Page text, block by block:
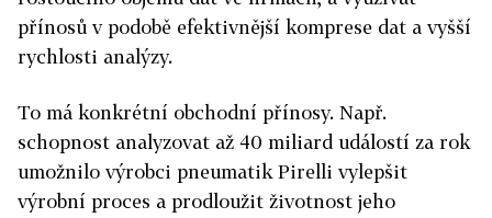
přínosů v podobě efektivnější komprese dat a vyšší
rychlosti analýzy.
To má konkrétní obchodní přínosy. Např.
schopnost analyzovat až 40 miliard událostí za rok
umožnilo výrobci pneumatik Pirelli vylepšit
výrobní proces a prodloužit životnost jeho